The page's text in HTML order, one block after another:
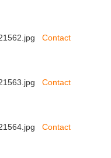
Contact
Contact
Contact